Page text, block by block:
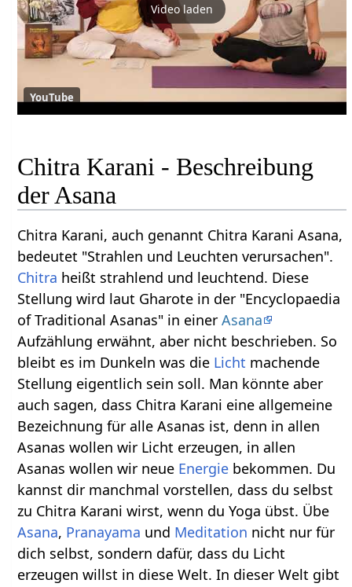
Video laden
YouTube
Chitra Karani - Beschreibung
der Asana
Chitra Karani, auch genannt Chitra Karani Asana,
bedeutet "Strahlen und Leuchten verursachen".
Chitra heißt strahlend und leuchtend. Diese
Stellung wird laut Gharote in der "Encyclopaedia
of Traditional Asanas" in einerAsana
Aufzählung erwähnt, aber nicht beschrieben. So
bleibt es im Dunkeln was die Licht machende
Stellung eigentlich sein soll. Man könnte aber
auch sagen, dass Chitra Karani eine allgemeine
Bezeichnung für alle Asanas ist, denn in allen
Asanas wollen wir Licht erzeugen, in allen
Asanas wollen wir neue Energie bekommen. Du
kannst dir manchmal vorstellen, dass du selbst
zu Chitra Karani wirst, wenn du Yoga übst. Übe
Asana, Pranayama und Meditation nicht nur für
dich selbst, sondern dafür, dass du Licht
erzeugen willst in diese Welt. In dieser Welt gibt